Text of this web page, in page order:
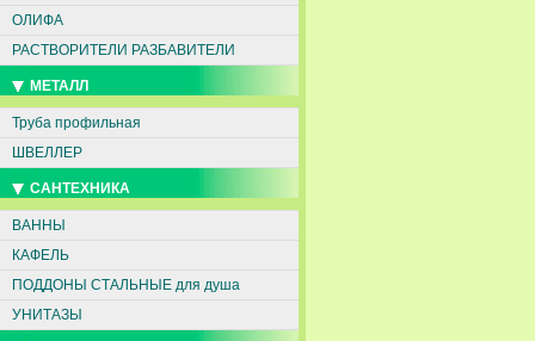
ОЛИФА
РАСТВОРИТЕЛИ РАЗБАВИТЕЛИ
МЕТАЛЛ
Труба профильная
ШВЕЛЛЕР
САНТЕХНИКА
ВАННЫ
КАФЕЛЬ
ПОДДОНЫ СТАЛЬНЫЕ для душа
УНИТАЗЫ